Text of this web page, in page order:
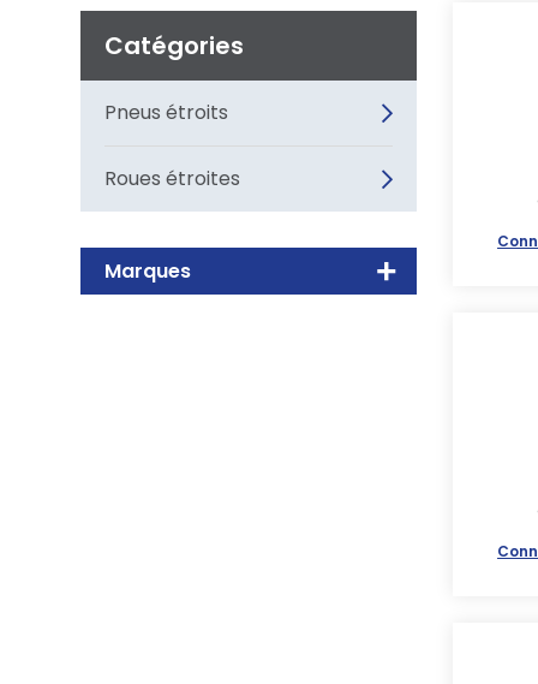
Catégories
Pneus étroits
Roues étroites
Marques